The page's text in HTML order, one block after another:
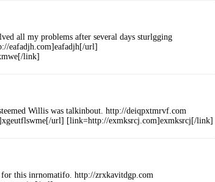
all my problems after several days sturlgging
eafadjh.com]eafadjh[/url]
link]
Willis was talkinbout. http://deiqpxtmrvf.com
url] [link=http://exmksrcj.com]exmksrcj[/link]
this inrnomatifo. http://zrxkavitdgp.com